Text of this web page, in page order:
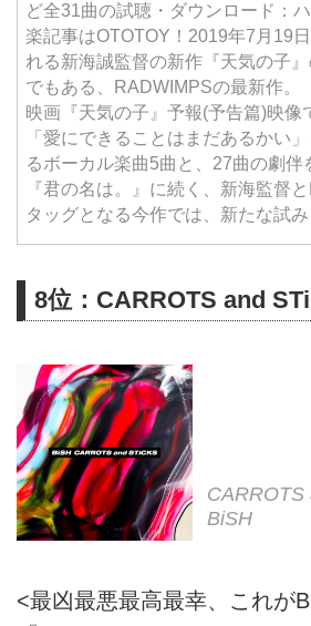
ど全31曲の試聴・ダウンロード：
楽記事はOTOTOY！2019年7月19
れる新海誠監督の新作『天気の子
でもある、RADWIMPSの最新作。
映画『天気の子』予報(予告篇)映像
「愛にできることはまだあるかい
るボーカル楽曲5曲と、27曲の劇伴
『君の名は。』に続く、新海監督
タッグとなる今作では、新たな試
8位：CARROTS and
CARROTS
BiSH
<最凶最悪最高最幸、これが